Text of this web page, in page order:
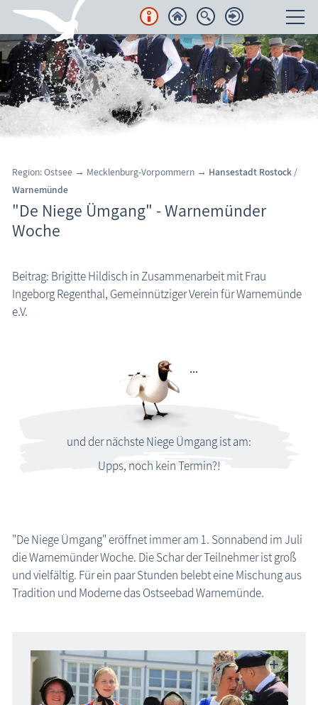
Unterkünfte
Regionales
Urlaubsorte
Karten
Wissenswertes
Veranstaltungen
Blog
Warnemünder Woche: De Niege Ümgang
Region:Ostsee → Mecklenburg-Vorpommern → Hansestadt Rostock /
Warnemünde
"De Niege Ümgang" - Warnemünder
Woche
Beitrag: Brigitte Hildisch in Zusammenarbeit mit Frau
Ingeborg Regenthal, Gemeinnütziger Verein für Warnemünde
e.V.
und der nächste Niege Ümgang ist am:
Upps, noch kein Termin?!
"De Niege Ümgang" eröffnet immer am 1. Sonnabend im Juli
die Warnemünder Woche. Die Schar der Teilnehmer ist groß
und vielfältig. Für ein paar Stunden belebt eine Mischung aus
Tradition und Moderne das Ostseebad Warnemünde.